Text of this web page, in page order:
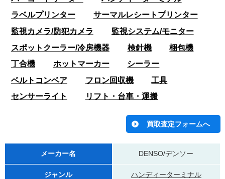
ラベルプリンター
サーマルレシートプリンター
監視カメラ/防犯カメラ
監視システム/モニター
スポットクーラー/冷房機器
検針機
梱包機
丁合機
ホットマーカー
シーラー
ベルトコンベア
フロン回収機
工具
センサーライト
リフト・台車・運搬
メーカー名 DENSO/デンソー
ジャンル ハンディーターミナル